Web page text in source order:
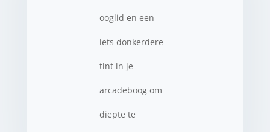
ooglid en een
iets donkerdere
tint in je
arcadeboog om
diepte te